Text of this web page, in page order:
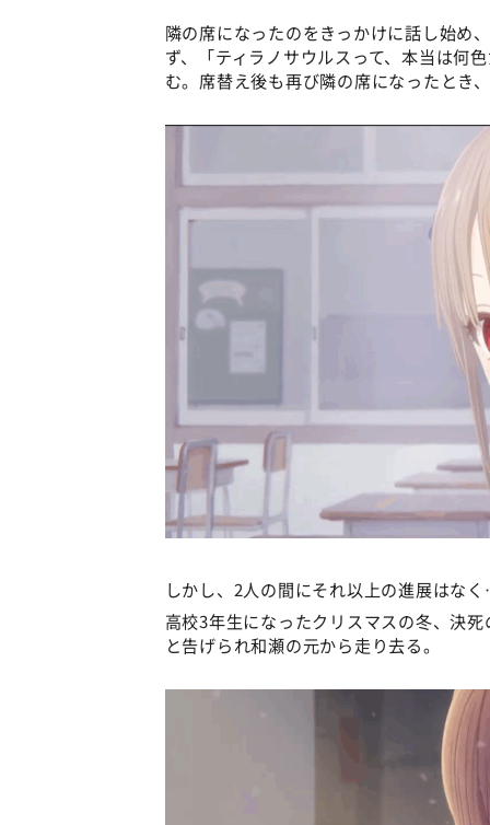
隣の席になったのをきっかけに話し始め
ず、「ティラノサウルスって、本当は何
む。席替え後も再び隣の席になったとき
しかし、2人の間にそれ以上の進展はな
高校3年生になったクリスマスの冬、決
と告げられ和瀬の元から走り去る。